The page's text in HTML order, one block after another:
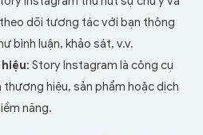
dõi tương tác với bạn thông
bình luận, khảo sát, v.v.
: Story Instagram là công cụ
thương hiệu, sản phẩm hoặc dịch
năng.